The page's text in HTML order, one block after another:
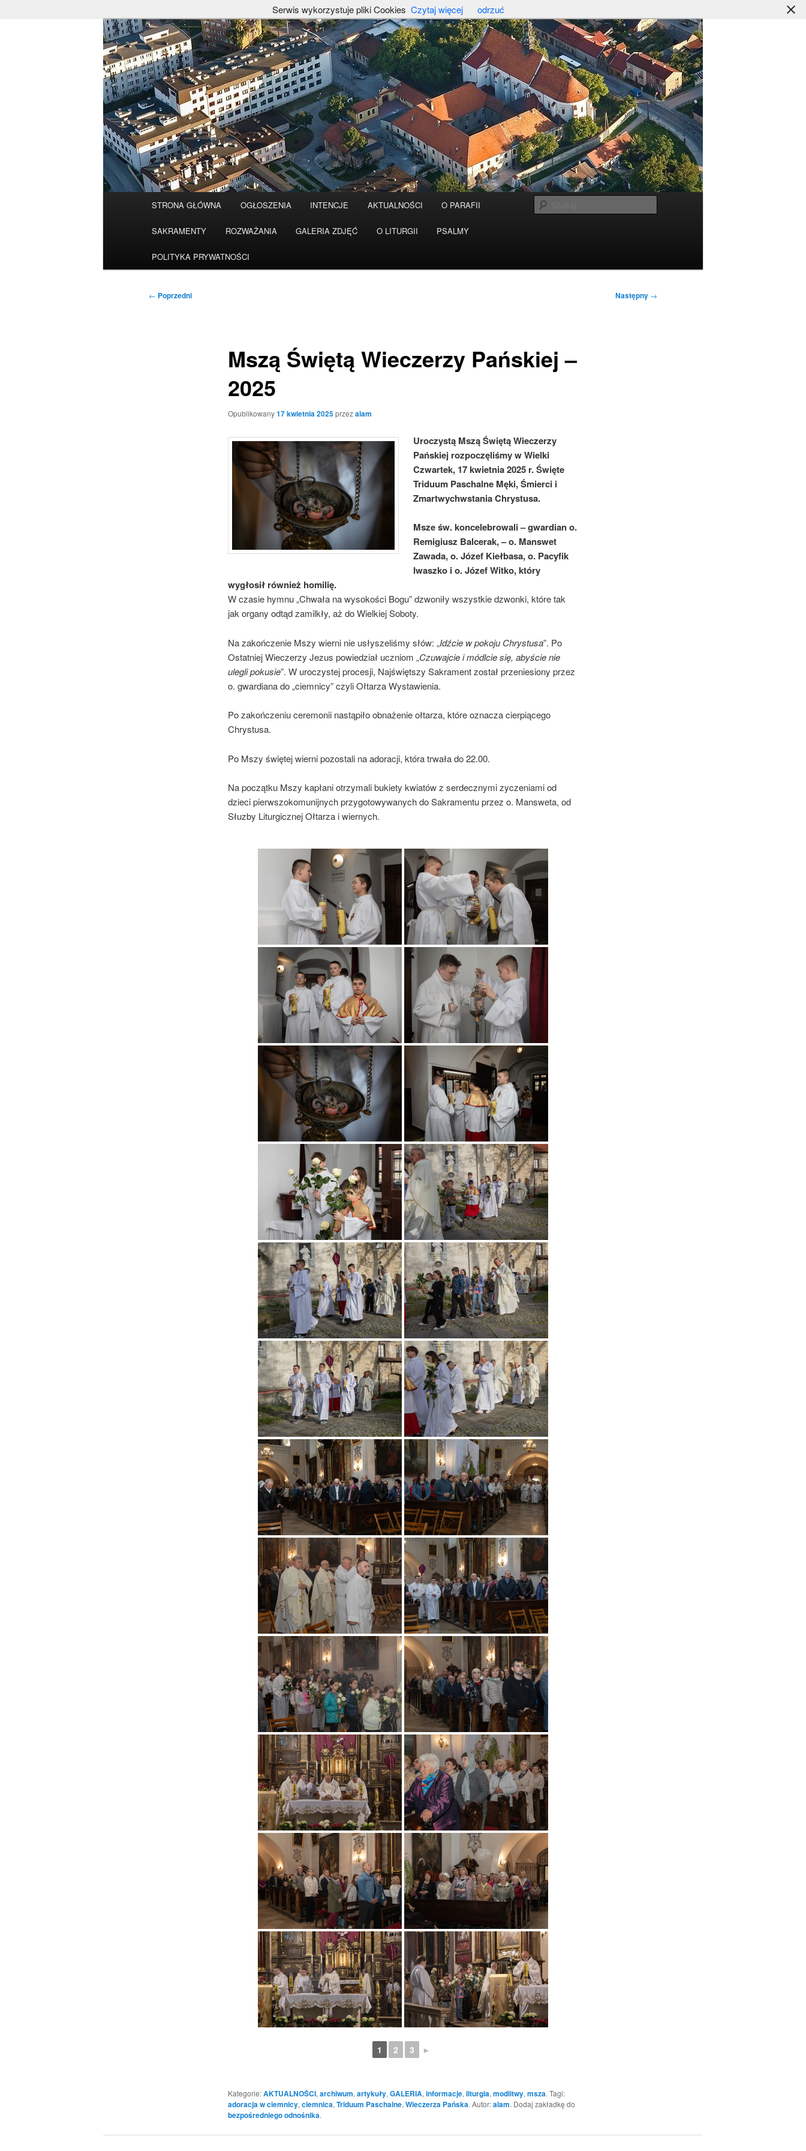
STRONA GŁÓWNA OGŁOSZENIA INTENCJE AKTUALNOŚCI O PARAFII
SAKRAMENTY ROZWAŻANIA GALERIA ZDJĘĆ O LITURGII PSALMY
POLITYKA PRYWATNOŚCI
Nawigacja
← Poprzedni Następny →
Mszą Świętą Wieczerzy Pańskiej –
2025
Opublikowany17 kwietnia 2025przezalam
Uroczystą Mszą Świętą Wieczerzy
Pańskiej rozpoczęliśmy w Wielki
Czwartek, 17 kwietnia 2025 r. Święte
Triduum Paschalne Męki, Śmierci i
Zmartwychwstania Chrystusa.
Msze św. koncelebrowali – gwardian o.
Remigiusz Balcerak, – o. Manswet
Zawada, o. Józef Kiełbasa, o. Pacyfik
Iwaszko i o. Józef Witko, który
wygłosił również homilię.
W czasie hymnu „Chwała na wysokości Bogu” dzwoniły wszystkie dzwonki, które tak
jak organy odtąd zamilkły, aż do Wielkiej Soboty.
Na zakończenie Mszy wierni nie usłyszeliśmy słów: „Idźcie w pokoju Chrystusa”. Po
Ostatniej Wieczerzy Jezus powiedział uczniom „Czuwajcie i módlcie się, abyście nie
ulegli pokusie”. W uroczystej procesji, Najświętszy Sakrament został przeniesiony przez
o. gwardiana do „ciemnicy” czyli Ołtarza Wystawienia.
Po zakończeniu ceremonii nastąpiło obnażenie ołtarza, które oznacza cierpiącego
Chrystusa.
Po Mszy świętej wierni pozostali na adoracji, która trwała do 22.00.
Na początku Mszy kapłani otrzymali bukiety kwiatów z serdecznymi zyczeniami od
dzieci pierwszokomunijnych przygotowywanych do Sakramentu przez o. Mansweta, od
Słuzby Liturgicznej Ołtarza i wiernych.
1 2 3 ►
Kategorie:AKTUALNOŚCI, archiwum, artykuły, GALERIA, informacje, liturgia, modlitwy, msza. Tagi:
adoracja w ciemnicy, ciemnica, Triduum Paschalne, Wieczerza Pańska. Autor:alam. Dodaj zakładkę do
bezpośredniego odnośnika.
Serwis wykorzystuje pliki Cookies Czytaj więcej odrzuć